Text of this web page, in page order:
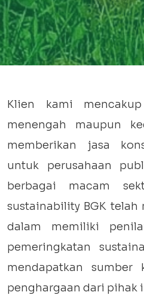
Klien kami
menengah maupun
memberikan jasa
untuk perusahaan
berbagai macam
sustainability BGK
dalam memiliki
pemeringkatan
mendapatkan
penghargaan dari pihak